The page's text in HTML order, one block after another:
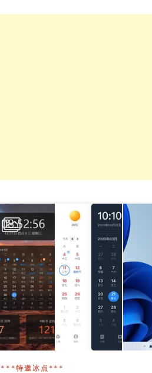
***特邀冰点***